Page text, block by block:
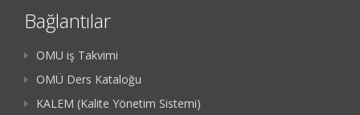
Bağlantılar
OMU iş Takvimi
OMÜ Ders Kataloğu
KALEM (Kalite Yönetim Sistemi)